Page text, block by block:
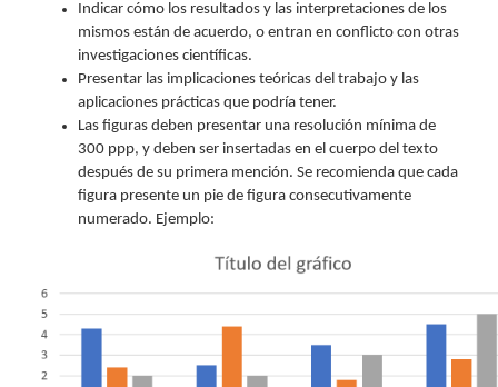
Indicar cómo los resultados y las interpretaciones de los
mismos están de acuerdo, o entran en conflicto con otras
investigaciones científicas.
Presentar las implicaciones teóricas del trabajo y las
aplicaciones prácticas que podría tener.
Las figuras deben presentar una resolución mínima de
300 ppp, y deben ser insertadas en el cuerpo del texto
después de su primera mención. Se recomienda que cada
figura presente un pie de figura consecutivamente
numerado. Ejemplo: